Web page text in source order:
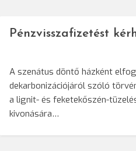
Pénzvisszafizetést
A szenátus döntő házként
dekarbonizációjáról szóló
a lignit- és feketekőszén-
kivonására…